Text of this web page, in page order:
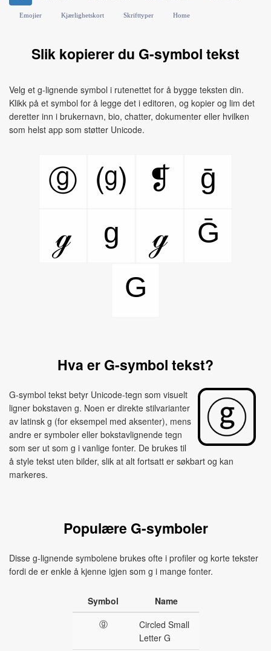
Emojier Kjærlighetskort Skrifttyper Home
Slik kopierer du G-symbol tekst
Velg et g-lignende symbol i rutenettet for å bygge teksten din.
Klikk på et symbol for å legge det i editoren, og kopier og lim det
deretter inn i brukernavn, bio, chatter, dokumenter eller hvilken
som helst app som støtter Unicode.
ⓖ ⒢ ❡
ḡ
ℊ
g ℊ
Ḡ
G
Hva er G-symbol tekst?
G-symbol tekst betyr Unicode-tegn som visuelt
ligner bokstaven g. Noen er direkte stilvarianter
av latinsk g (for eksempel med aksenter), mens
andre er symboler eller bokstavlignende tegn
som ser ut som g i vanlige fonter. De brukes til
å style tekst uten bilder, slik at alt fortsatt er søkbart og kan
markeres.
Populære G-symboler
Disse g-lignende symbolene brukes ofte i profiler og korte tekster
fordi de er enkle å kjenne igjen som g i mange fonter.
Symbol
Name
ⓖ
Circled Small
Letter G